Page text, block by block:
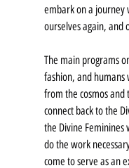
embark on a journey
ourselves again, and
The main programs
fashion, and humans
from the cosmos
connect back to the
the Divine Feminines
do the work
come to serve as an